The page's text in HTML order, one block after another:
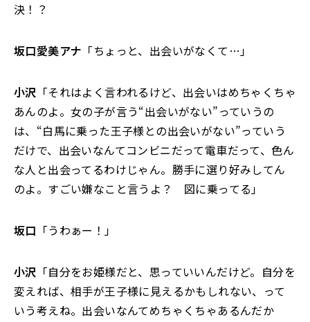
決！？
坂口愛美アナ 「ちょっと、出会いがなくて…」
小沢 「それはよく言われるけど、出会いはめちゃくちゃ
あんのよ。女の子が言う“出会いがない”っていうの
は、“白馬に乗った王子様との出会いがない”っていう
だけで、出会いなんてコンビニだって電車だって、色ん
な人と出会ってるわけじゃん。勝手に選り好みしてん
のよ。すごい嫌なこと言うよ？ 図に乗ってる」
坂口 「うわぁー！」
小沢 「自分をお姫様だと、思っていいんだけど。自分を
変えれば、相手が王子様に見えるかもしれない、って
いう考えね。出会いなんてめちゃくちゃあるんだか